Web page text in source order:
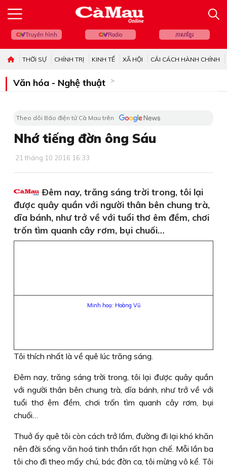
Truyền hình Radio ភាសាខ្មែរ
THỜI SỰ CHÍNH TRỊ KINH TẾ XÃ HỘI CẢI CÁCH HÀNH CHÍNH
Văn hóa - Nghệ thuật
Theo dõi Báo điện tử Cà Mau trên
Nhớ tiếng đờn ông Sáu
21 tháng 10 2016 16:33
Ðêm nay, trăng sáng trời trong, tôi lại
được quây quần với người thân bên chung trà,
dĩa bánh, như trở về với tuổi thơ êm đềm, chơi
trốn tìm quanh cây rơm, bụi chuối…
Minh hoạ: Hoàng Vũ
Tôi thích nhất là về quê lúc trăng sáng.
Ðêm nay, trăng sáng trời trong, tôi lại được quây quần
với người thân bên chung trà, dĩa bánh, như trở về với
tuổi thơ êm đềm, chơi trốn tìm quanh cây rơm, bụi
chuối…
Thuở ấy quê tôi còn cách trở lắm, đường đi lại khó khăn
nên đời sống văn hoá tinh thần rất hạn chế. Mỗi lần ba
tôi cho đi theo mấy chú, bác đờn ca, tôi mừng vô kể. Tôi